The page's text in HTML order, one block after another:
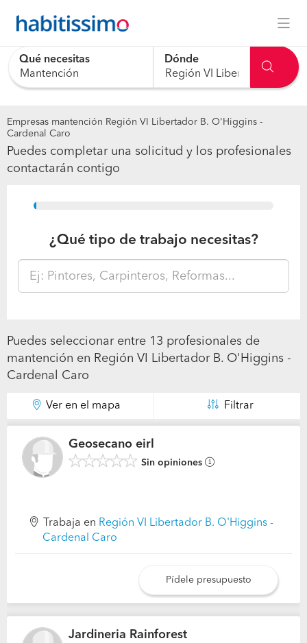
Qué necesitas Dónde
Empresas mantención Región VI Libertador B. O'Higgins -
Cardenal Caro
Puedes completar una solicitud y los profesionales
contactarán contigo
15%
¿Qué tipo de trabajo necesitas?
Puedes seleccionar entre 13 profesionales de
mantención en Región VI Libertador B. O'Higgins -
Cardenal Caro
Ver en el mapa Filtrar
Geosecano eirl
Sin opiniones
Trabaja en Región VI Libertador B. O'Higgins -
Cardenal Caro
Pídele presupuesto
Jardineria Rainforest